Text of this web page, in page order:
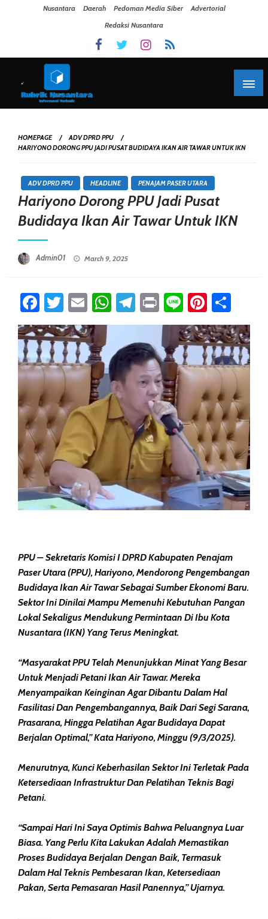
Nusantara Daerah Pedoman Media Siber
Advertorial
Redaksi Nusantara
HOMEPAGE
ADV DPRD PPU
HARIYONO DORONG PPU JADI PUSAT BUDIDAYA IKAN AIR TAWAR UNTUK IKN
ADV DPRD PPU HEADLINE PENAJAM PASER UTARA
Hariyono Dorong PPU Jadi Pusat
Budidaya Ikan Air Tawar Untuk IKN
Admin01 March 9, 2025
Facebook
Twitter
EmailWhatsApp
Telegram
PrintLine
PPU – Sekretaris Komisi I DPRD Kabupaten Penajam
Paser Utara (PPU), Hariyono, Mendorong Pengembangan
Budidaya Ikan Air Tawar Sebagai Sumber Ekonomi Baru.
Sektor Ini Dinilai Mampu Memenuhi Kebutuhan Pangan
Lokal Sekaligus Mendukung Permintaan Di Ibu Kota
Nusantara (IKN) Yang Terus Meningkat.
“Masyarakat PPU Telah Menunjukkan Minat Yang Besar
Untuk Menjadi Petani Ikan Air Tawar. Mereka
Menyampaikan Keinginan Agar Dibantu Dalam Hal
Fasilitasi Dan Pengembangannya, Baik Dari Segi Sarana,
Prasarana, Hingga Pelatihan Agar Budidaya Dapat
Berjalan Optimal,” Kata Hariyono, Minggu (9/3/2025).
Menurutnya, Kunci Keberhasilan Sektor Ini Terletak Pada
Ketersediaan Infrastruktur Dan Pelatihan Teknis Bagi
Petani.
“Sampai Hari Ini Saya Optimis Bahwa Peluangnya Luar
Biasa. Yang Perlu Kita Lakukan Adalah Memastikan
Proses Budidaya Berjalan Dengan Baik, Termasuk
Dalam Hal Teknis Pembesaran Ikan, Ketersediaan
Pakan, Serta Pemasaran Hasil Panennya,” Ujarnya.